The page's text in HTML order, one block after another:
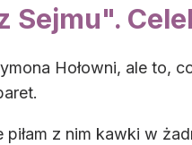
Sejmu".
Hołowni, ale
z nim kawki w